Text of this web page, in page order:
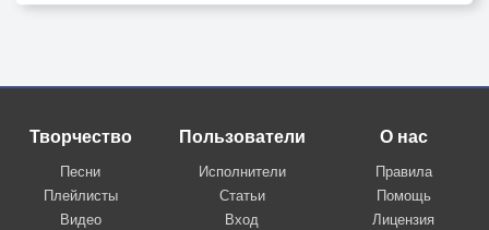
Творчество
Песни
Плейлисты
Видео
Пользователи
Исполнители
Статьи
Вход
О нас
Правила
Помощь
Лицензия